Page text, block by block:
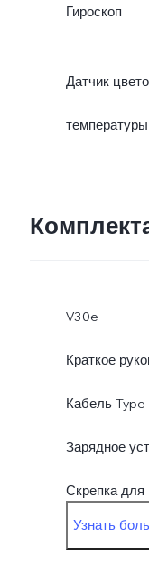
Гироскоп
Датчик
температуры
V30e
Краткое
Кабель
Зарядное
Скрепка для
Защитный
Узнать